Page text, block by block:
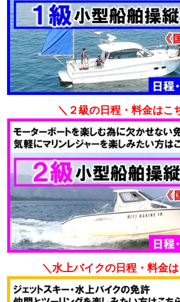
＼２級の日程・料金はこ
＼水上バイクの日程・料金